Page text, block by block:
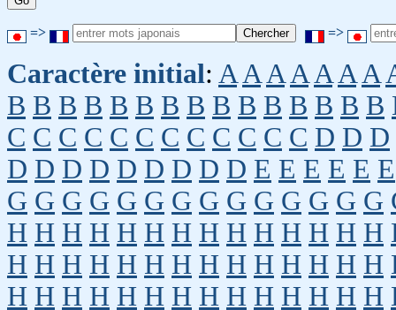
=> =>
Caractère initial: A A A A A A A
B B B B B B B B B B B B B B B
C C C C C C C C C C C C D D D
D D D D D D D D D E E E E E E
G G G G G G G G G G G G G G
H H H H H H H H H H H H H H
H H H H H H H H H H H H H H
H H H H H H H H H H H H H H